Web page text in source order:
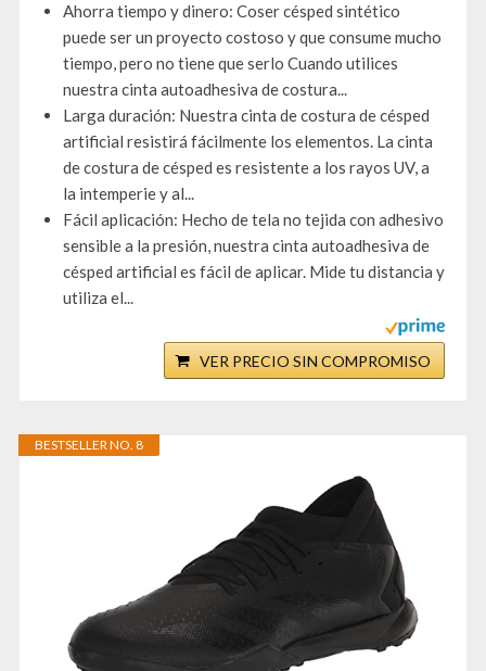
Ahorra tiempo y dinero: Coser césped sintético
puede ser un proyecto costoso y que consume mucho
tiempo, pero no tiene que serlo Cuando utilices
nuestra cinta autoadhesiva de costura...
Larga duración: Nuestra cinta de costura de césped
artificial resistirá fácilmente los elementos. La cinta
de costura de césped es resistente a los rayos UV, a
la intemperie y al...
Fácil aplicación: Hecho de tela no tejida con adhesivo
sensible a la presión, nuestra cinta autoadhesiva de
césped artificial es fácil de aplicar. Mide tu distancia y
utiliza el...
VER PRECIO SIN COMPROMISO
BESTSELLER NO. 8